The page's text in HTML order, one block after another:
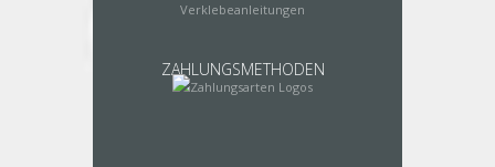
Verklebeanleitungen
ZAHLUNGSMETHODEN